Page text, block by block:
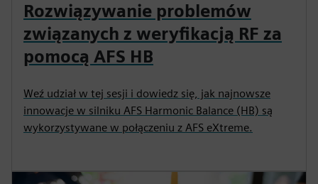
Rozwiązywanie problemów
związanych z weryfikacją RF za
pomocą AFS HB
Weź udział w tej sesji i dowiedz się, jak najnowsze
innowacje w silniku AFS Harmonic Balance (HB) są
wykorzystywane w połączeniu z AFS eXtreme.